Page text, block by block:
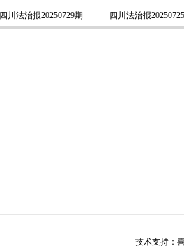
四川法治报20250729期 · 四川法治报
技术支持：